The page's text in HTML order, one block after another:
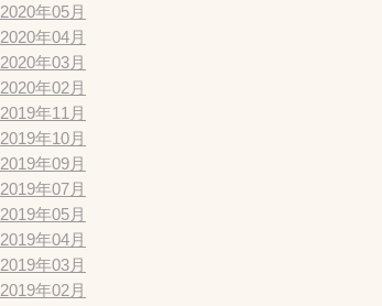
2020年05月
2020年04月
2020年03月
2020年02月
2019年11月
2019年10月
2019年09月
2019年07月
2019年05月
2019年04月
2019年03月
2019年02月